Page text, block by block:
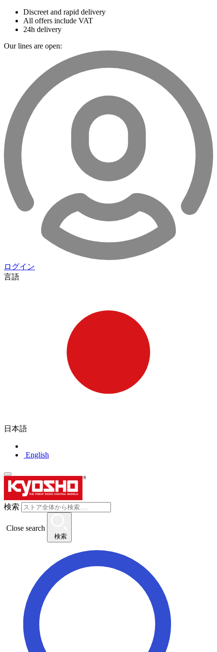
Discreet and rapid delivery
All offers include VAT
24h delivery
Our lines are open:
ログイン
言語
日本語
English
検索
Close search
検索